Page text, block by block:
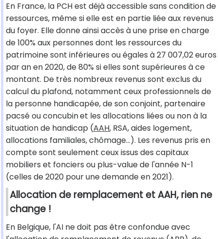
En France, la PCH est déjà accessible sans condition de
ressources, même si elle est en partie liée aux revenus
du foyer. Elle donne ainsi accès à une prise en charge
de 100% aux personnes dont les ressources du
patrimoine sont inférieures ou égales à 27 007,02 euros
par an en 2020, de 80% si elles sont supérieures à ce
montant. De très nombreux revenus sont exclus du
calcul du plafond, notamment ceux professionnels de
la personne handicapée, de son conjoint, partenaire
pacsé ou concubin et les allocations liées ou non à la
situation de handicap (AAH, RSA, aides logement,
allocations familiales, chômage…). Les revenus pris en
compte sont seulement ceux issus des capitaux
mobiliers et fonciers ou plus-value de l'année N-1
(celles de 2020 pour une demande en 2021).
Allocation de remplacement et AAH, rien ne
change !
En Belgique, l'AI ne doit pas être confondue avec